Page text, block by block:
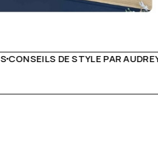
LIVRAISON PARTOUT EN